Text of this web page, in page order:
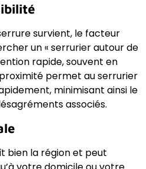
survient, le facteur
un « serrurier autour de
rapide, souvent en
permet au serrurier
minimisant ainsi le
associés.
bien la région et peut